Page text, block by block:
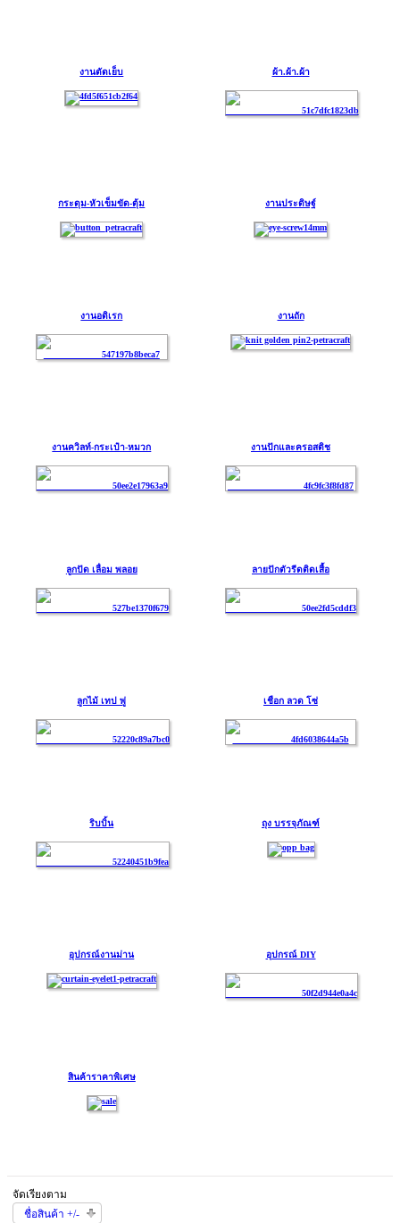
งานตัดเย็บ ผ้า.ผ้า.ผ้า
กระดุม-หัวเข็มขัด-ตุ้ม งานประดิษฐ์
งานอดิเรก งานถัก
งานควิลท์-กระเป๋า-หมวก งานปักและครอสติช
ลูกปัด เลื่อม พลอย ลายปักตัวรีดติดเสื้อ
ลูกไม้ เทป พู่ เชือก ลวด โซ่
ริบบิ้น ถุง บรรจุภัณฑ์
อุปกรณ์งานม่าน อุปกรณ์ DIY
สินค้าราคาพิเศษ
จัดเรียงตาม
ชื่อสินค้า +/-